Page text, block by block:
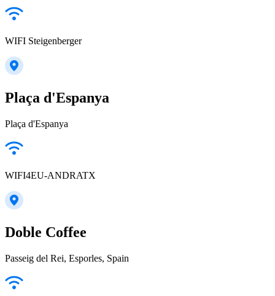
WIFI Steigenberger
Plaça d'Espanya
Plaça d'Espanya
WIFI4EU-ANDRATX
Doble Coffee
Passeig del Rei, Esporles, Spain